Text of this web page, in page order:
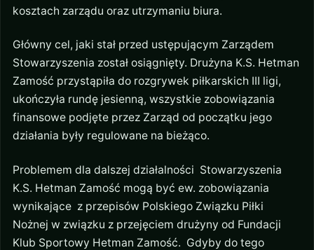
kosztach zarządu oraz utrzymaniu biura.
Główny cel, jaki stał przed ustępującym Zarządem
Stowarzyszenia został osiągnięty. Drużyna K.S. Hetman
Zamość przystąpiła do rozgrywek piłkarskich III ligi,
ukończyła rundę jesienną, wszystkie zobowiązania
finansowe podjęte przez Zarząd od początku jego
działania były regulowane na bieżąco.
Problemem dla dalszej działalności Stowarzyszenia
K.S. Hetman Zamość mogą być ew. zobowiązania
wynikające z przepisów Polskiego Związku Piłki
Nożnej w związku z przejęciem drużyny od Fundacji
Klub Sportowy Hetman Zamość. Gdyby do tego